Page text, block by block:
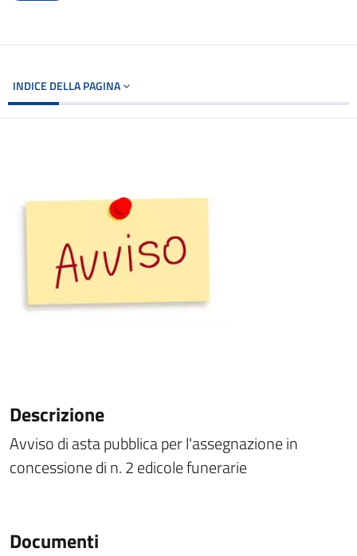
INDICE DELLA PAGINA
Descrizione
Avviso di asta pubblica per l'assegnazione in
concessione di n. 2 edicole funerarie
Documenti